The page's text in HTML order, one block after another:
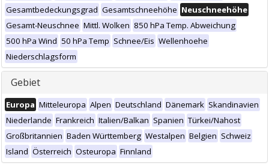
Gesamtbedeckungsgrad Gesamtschneehöhe Neuschneehöhe
Gesamt-Neuschnee Mittl. Wolken 850 hPa Temp. Abweichung
500 hPa Wind 50 hPa Temp Schnee/Eis Wellenhoehe
Niederschlagsform
Gebiet
Europa Mitteleuropa Alpen Deutschland Dänemark Skandinavien
Niederlande Frankreich Italien/Balkan Spanien Türkei/Nahost
Großbritannien Baden Württemberg Westalpen Belgien Schweiz
Island Österreich Osteuropa Finnland